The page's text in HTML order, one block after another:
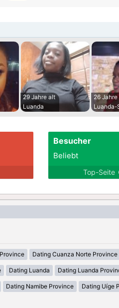
29 Jahre alt
Luanda
26
Luanda-
Besucher
Beliebt
Top-Seite
Dating Cuanza Norte Province
Dating Luanda Dating Luanda
Dating Namibe Province Dating Uíge